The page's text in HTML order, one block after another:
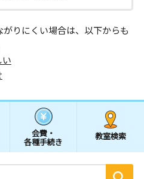
りにくい場合は、以下からも
会費・
各種手続き
教室検索